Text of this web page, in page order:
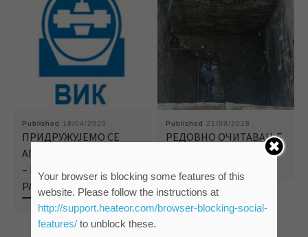
Published 18/04/2020
ПРИДРУЖУЈЕМО СЕ
АПЕЛУ СA ПОСТРОЈЕЊА
– КОРИСТИТЕ ВОДУ
РАЦИОНАЛНО
Published 21/09/2018
РЕДОВНО ОЧИТАВАЊЕ
Your browser is blocking some features of this
website. Please follow the instructions at
http://support.heateor.com/browser-blocking-social-
features/to unblock these.